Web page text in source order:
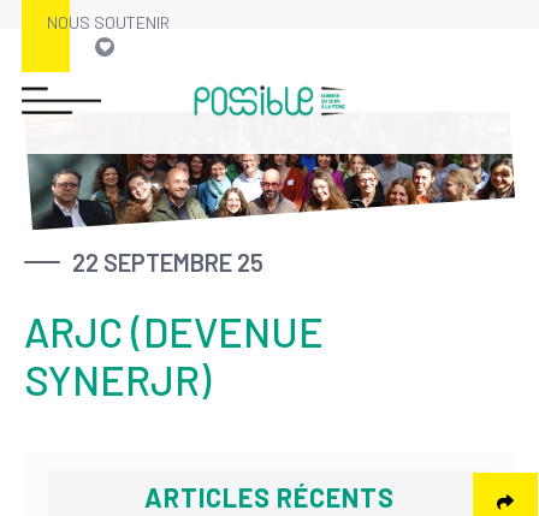
Skip
content
NOUS SOUTENIR
22 SEPTEMBRE 25
ARJC (DEVENUE
SYNERJR)
ARTICLES RÉCENTS